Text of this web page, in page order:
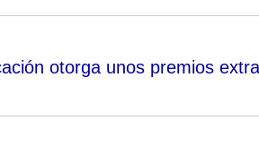
otorga unos premios